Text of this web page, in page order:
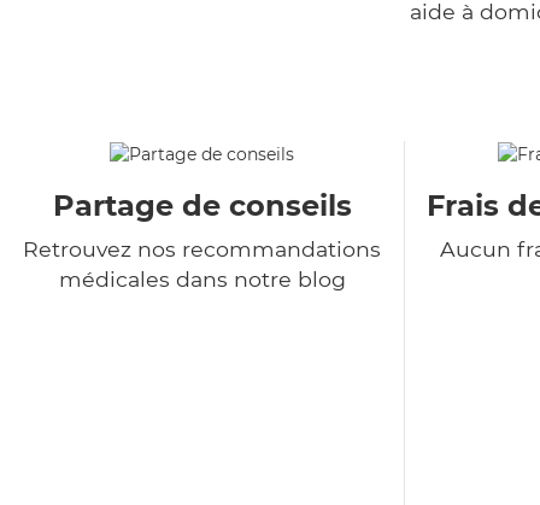
aide à
Partage de conseils
Retrouvez nos recommandations
médicales dans notre blog
Frais
Aucun